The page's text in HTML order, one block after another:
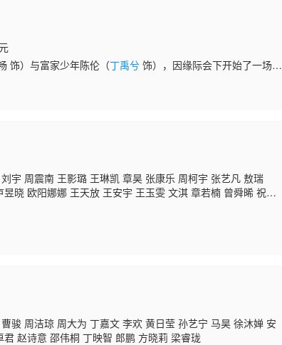
饰）与富家少年陈伦（丁禹兮 饰），因缘际会下开始了一场人
险游戏，就此开启。
宇 周震南 王影璐 王琳凯 章昊 张康乐 周柯宇 张艺凡 敖瑞
晓 欧阳娜娜 王天放 王安宇 王玉雯 文淇 章若楠 曾舜晞 祝绪
邓为 段宜恩
云嘎 白鹿 悦悦 景甜 李莎旻子 李一桐 刘雨昕 刘宇宁 尼格买
蓝羽 张纯如
骏 周洁琼 周大为 丁嘉文 李欢 黄日莹 孙艺宁 马昊 徐沐婵 安
赵诗意 邵伟桐 丁映智 郎鹏 方晓莉 梁睿珑